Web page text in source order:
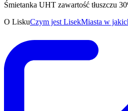
Śmietanka UHT zawartość tłuszczu
O LiskuCzym jest LisekMiasta w